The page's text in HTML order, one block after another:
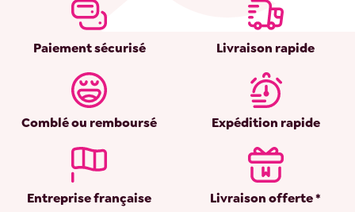
Paiement sécurisé Livraison rapide
Comblé ou remboursé Expédition rapide
Entreprise française Livraison offerte *